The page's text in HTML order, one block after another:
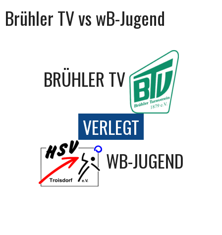
Brühler TV vs wB-Jugend
BRÜHLER TV
VERLEGT
WB-JUGEND